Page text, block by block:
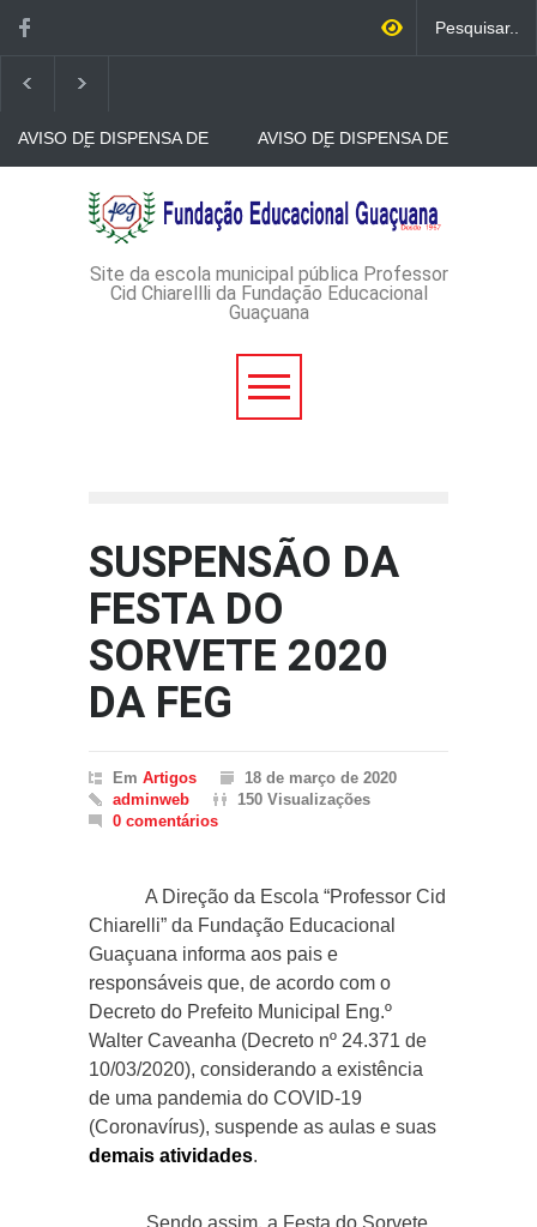
AVISO DE DISPENSA DE
LICITAÇÃO Nº 53/2026-
PROCESSO
ADMINISTRATIVO Nº
165/2026
AVISO DE DISPENSA DE
LICITAÇÃO Nº 52/2026-
ADMINISTRATIVO Nº
149/2026
AVISO DE DISPENSA DE
LICITAÇÃO - DISPENSA DE
LICITAÇÃO Nº 51/2026 -
ADMINISTRATIVO Nº
Site da escola municipal pública Professor
Cid Chiarellli da Fundação Educacional
Guaçuana
SUSPENSÃO DA
FESTA DO
SORVETE 2020
DA FEG
Em Artigos
18 de março de 2020
adminweb
150 Visualizações
0 comentários
A Direção da Escola “Professor Cid
Chiarelli” da Fundação Educacional
Guaçuana informa aos pais e
responsáveis que, de acordo com o
Decreto do Prefeito Municipal Eng.º
Walter Caveanha (Decreto nº 24.371 de
10/03/2020), considerando a existência
de uma pandemia do COVID-19
(Coronavírus), suspende as aulas e suas
demais atividades.
Sendo assim, a Festa do Sorvete